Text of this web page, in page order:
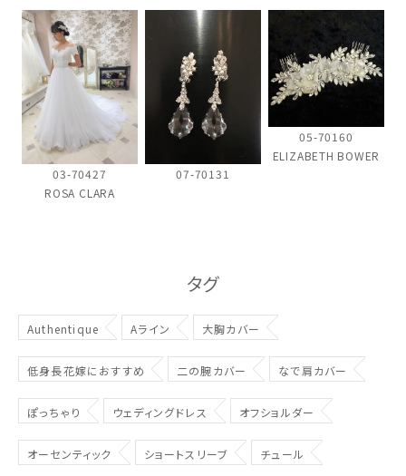
ウェディングマガジン
結婚式場を探す
ドレスブランド
スタイル別
お問い合わせ
03-70427
ROSA CLARA
07-70131
05-70160
ELIZABETH BOWER
タグ
Authentique Aライン 大胸カバー
低身長花嫁におすすめ 二の腕カバー なで肩カバー
ぽっちゃり ウェディングドレス オフショルダー
オーセンティック ショートスリーブ チュール